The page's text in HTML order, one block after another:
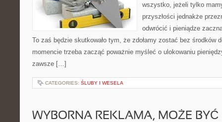
wszystko, jeżeli tylko
przyszłości jednakże
odwrócić i pieniądze
To zaś będzie skutkowało tym, że zdołamy zostać bez środków
momencie trzeba zacząć poważnie myśleć o ulokowaniu
zawsze […]
CATEGORIES: ŚLUBY I WESELA
WYBORNA REKLAMA, MOŻE BYĆ